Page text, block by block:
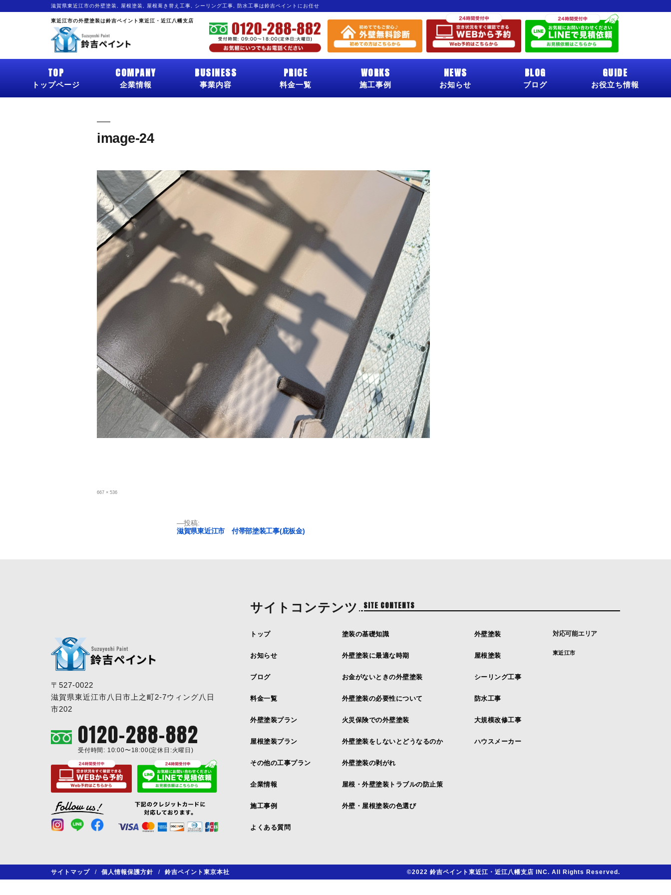
滋賀県東近江市の外壁塗装, 屋根塗装, 屋根葺き替え工事, シーリング工事, 防水工事は鈴吉ペイントにお任せ
東近江市の外壁塗装は鈴吉ペイント東近江・近江八幡支店
TOP
トップページ
COMPANY
企業情報
BUSINESS
事業内容
PRICE
料金一覧
WORKS
施工事例
NEWS
お知らせ
BLOG
ブログ
GUIDE
お役立ち情報
image-24
フ
667 × 536
投稿:
滋賀県東近江市 付帯部塗装工事(庇板金)
〒527-0022
滋賀県東近江市八日市上之町2-7ウィング八日
市202
0120-288-882
受付時間: 10:00〜18:00(定休日:火曜日)
サイトコンテンツ SITE CONTENTS
トップ
お知らせ
ブログ
料金一覧
外壁塗装プラン
屋根塗装プラン
その他の工事プラン
企業情報
施工事例
よくある質問
塗装の基礎知識
外壁塗装に最適な時期
お金がないときの外壁塗装
外壁塗装の必要性について
火災保険での外壁塗装
外壁塗装をしないとどうなるのか
外壁塗装の剥がれ
屋根・外壁塗装トラブルの防止策
外壁・屋根塗装の色選び
外壁塗装
屋根塗装
シーリング工事
防水工事
大規模改修工事
ハウスメーカー
対応可能エリア
東近江市
サイトマップ / 個人情報保護方針 / 鈴吉ペイント東京本社 ©2022 鈴吉ペイント東近江・近江八幡支店 INC. All Rights Reserved.